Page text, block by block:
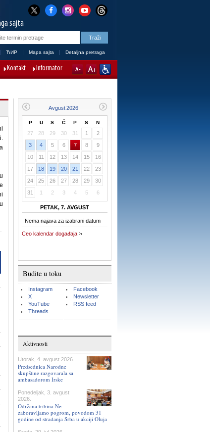
sajta
ЋИР Mapa sajta Detaljna pretraga
Kontakt Informator
P U S Č P S N
27 28 29 30 31 1
2
3
4 5 6 7 8
9
10
11 12 13 14 15
16
17
18 19 20 21 22
23
24
25 26 27 28 29
30
31
1 2 3 4 5 6
PETAK, 7. AVGUST
Nema najava za izabrani datum
Ceo kalendar događaja
Budite u toku
Instagram
X
YouTube
Threads
Facebook
Newsletter
RSS feed
Aktivnosti
Utorak, 4. avgust 2026.
Predsednica Narodne
skupštine razgovarala sa
ambasadorom Irske
Ponedeljak, 3. avgust
2026.
Održana tribina Ne
zaboravljamo pogrom, povodom 31
godine od stradanja Srba u akciji Oluja